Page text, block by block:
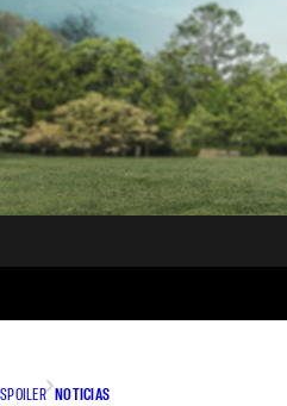
SPOILER NOTICIAS